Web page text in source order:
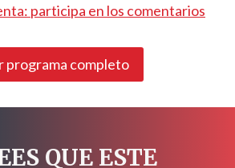
participa en los comentarios
programa completo
QUE ESTE